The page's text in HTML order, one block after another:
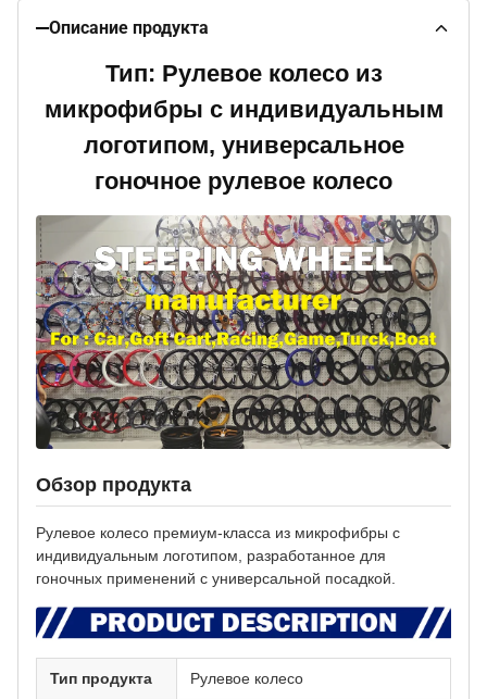
Описание продукта
Тип: Рулевое колесо из
микрофибры с индивидуальным
логотипом, универсальное
гоночное рулевое колесо
Обзор продукта
Рулевое колесо премиум-класса из микрофибры с
индивидуальным логотипом, разработанное для
гоночных применений с универсальной посадкой.
Тип продукта Рулевое колесо